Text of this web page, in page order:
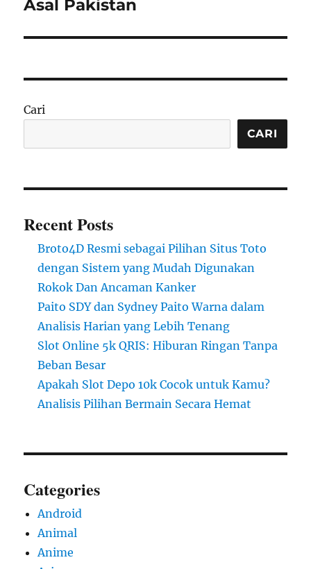
Asal Pakistan
Cari
CARI
Recent Posts
Broto4D Resmi sebagai Pilihan Situs Toto
dengan Sistem yang Mudah Digunakan
Rokok Dan Ancaman Kanker
Paito SDY dan Sydney Paito Warna dalam
Analisis Harian yang Lebih Tenang
Slot Online 5k QRIS: Hiburan Ringan Tanpa
Beban Besar
Apakah Slot Depo 10k Cocok untuk Kamu?
Analisis Pilihan Bermain Secara Hemat
Categories
Android
Animal
Anime